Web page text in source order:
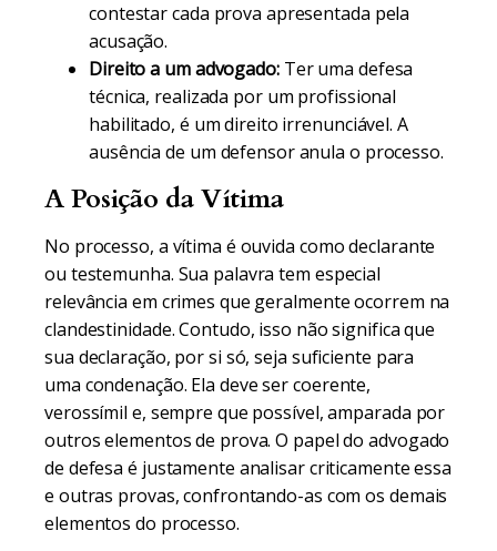
contestar cada prova apresentada pela
acusação.
Direito a um advogado:Ter uma defesa
técnica, realizada por um profissional
habilitado, é um direito irrenunciável. A
ausência de um defensor anula o processo.
A Posição da Vítima
No processo, a vítima é ouvida como declarante
ou testemunha. Sua palavra tem especial
relevância em crimes que geralmente ocorrem na
clandestinidade. Contudo, isso não significa que
sua declaração, por si só, seja suficiente para
uma condenação. Ela deve ser coerente,
verossímil e, sempre que possível, amparada por
outros elementos de prova. O papel do advogado
de defesa é justamente analisar criticamente essa
e outras provas, confrontando-as com os demais
elementos do processo.